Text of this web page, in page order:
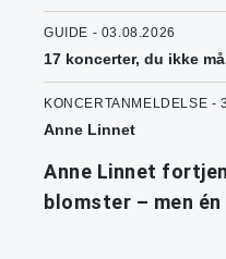
GUIDE - 03.08.2026
17 koncerter, du ikke
KONCERTANMELDELSE -
Anne Linnet
Anne Linnet
blomster – men